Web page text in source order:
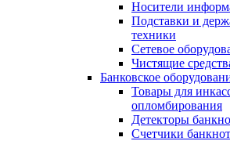
Носители
Подставки и
техники
Сетевое
Чистящие
Банковское
Товары для
опломбирования
Детекторы
Счетчики